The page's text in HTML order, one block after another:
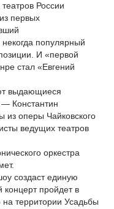
России
первых
популярный
И «первой
стал «Евгений
выдающиеся
Константин
из оперы Чайковского
ведущих театров
оркестра
создаст единую
концерт пройдет в
территории Усадьбы